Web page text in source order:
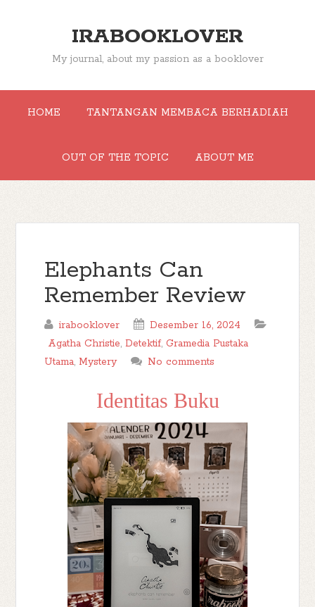
IRABOOKLOVER
My journal, about my passion as a booklover
HOME TANTANGAN MEMBACA BERHADIAH
OUT OF THE TOPIC ABOUT ME
Elephants Can
Remember Review
irabooklover
Desember 16, 2024
Agatha Christie,Detektif, Gramedia Pustaka
Utama, Mystery No comments
Identitas Buku